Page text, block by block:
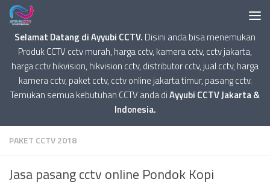
Selamat Datang di Ayyubi CCTV. Disini anda bisa menemukan
Produk CCTV cctv murah, harga cctv, kamera cctv, cctv jakarta,
harga cctv hikvision, hikvision cctv, distributor cctv, jual cctv, harga
kamera cctv, paket cctv, cctv online jakarta timur, pasang cctv.
Temukan semua kebutuhan CCTV anda diAyyubi CCTV Jakarta &
Indonesia.
PAKET CCTV 2018
Jasa pasang cctv online Pondok Kopi